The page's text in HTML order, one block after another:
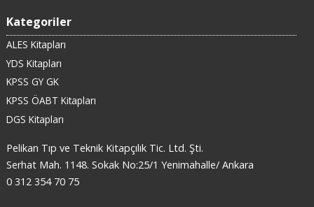
Kategoriler
ALES Kitapları
YDS Kitapları
KPSS GY GK
KPSS ÖABT Kitapları
DGS Kitapları
Pelikan Tıp ve Teknik Kitapçılık Tic. Ltd. Şti.
Serhat Mah. 1148. Sokak No:25/1 Yenimahalle/ Ankara
0 312 354 70 75